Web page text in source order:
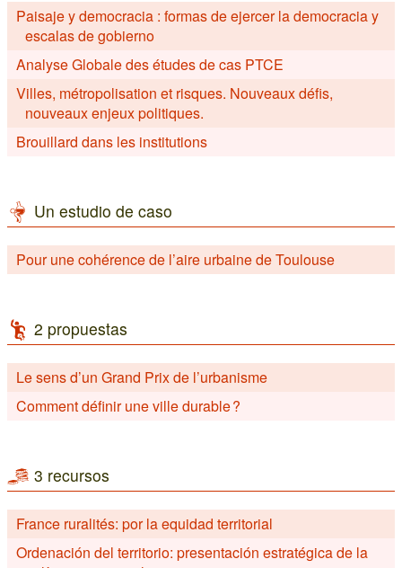
Paisaje y democracia : formas de ejercer la democracia y
escalas de gobierno
Analyse Globale des études de cas PTCE
Villes, métropolisation et risques. Nouveaux défis,
nouveaux enjeux politiques.
Brouillard dans les institutions
Un estudio de caso
Pour une cohérence de l’aire urbaine de Toulouse
2 propuestas
Le sens d’un Grand Prix de l’urbanisme
Comment définir une ville durable ?
3 recursos
France ruralités: por la equidad territorial
Ordenación del territorio: presentación estratégica de la